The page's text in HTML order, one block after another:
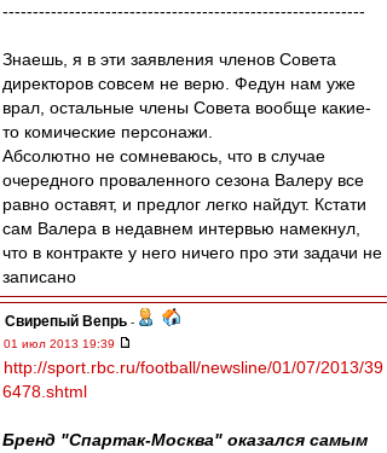
------------------------------------------------------------
Знаешь, я в эти заявления членов Совета
директоров совсем не верю. Федун нам уже
врал, остальные члены Совета вообще какие-
то комические персонажи.
Абсолютно не сомневаюсь, что в случае
очередного проваленного сезона Валеру все
равно оставят, и предлог легко найдут. Кстати
сам Валера в недавнем интервью намекнул,
что в контракте у него ничего про эти задачи не
записано
Свирепый Вепрь -
01 июл 2013 19:39
http://sport.rbc.ru/football/newsline/01/07/2013/39
6478.shtml
Бренд "Спартак-Москва" оказался самым